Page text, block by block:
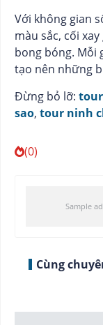
Với không gian
màu sắc, cối
bong bóng. Mỗi
tạo nên những
Đừng bỏ lỡ:
sao, tour ninh
(0)
Cùng